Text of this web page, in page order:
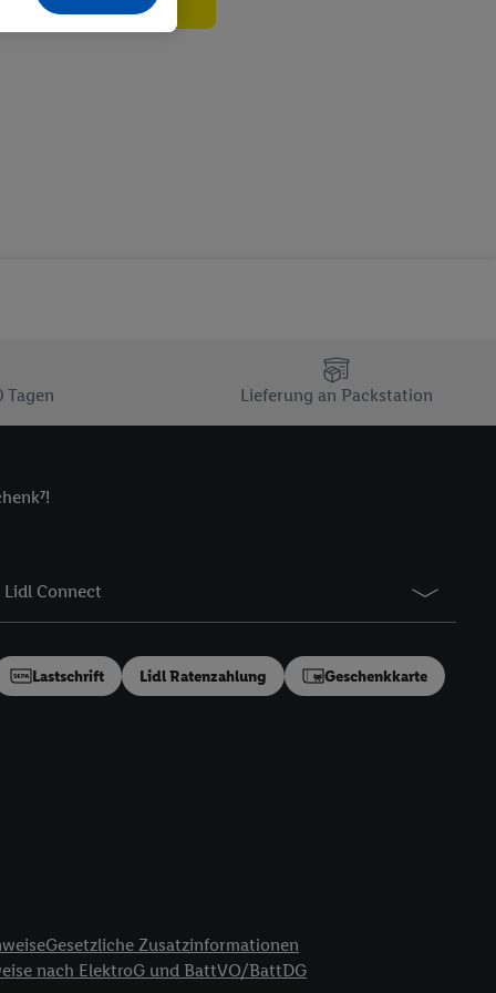
Tagen Lieferung an Packstation
Lidl Connect
Lastschrift Lidl Ratenzahlung Geschenkkarte
Gesetzliche Zusatzinformationen
nach ElektroG und BattVO/BattDG
- sowie Ihre
Speichern von
E-Mail-
verfügbar ist.
und einer
diese Kennung
Dritten betrieben
speziell zur
generell zu
(nur für
Utiq.
sämtlicher
Ihre Einwilligung
gilt auch für die
für Werbung und
Quellen,
Informationen,
von oder